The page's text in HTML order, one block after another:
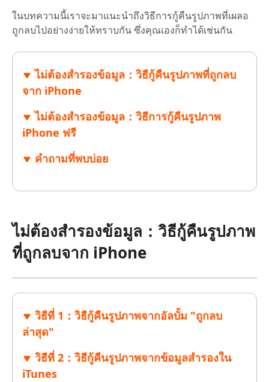
iAnyGo
ในบทความนี้เราจะมาแนะนำถึงวิธีการกู้คืนรูปภาพที่เผลอ
ถูกลบไปอย่างง่ายให้ทราบกัน ซึ่งคุณเองก็ทำได้เช่นกัน
ไม่ต้องสำรองข้อมูล：วิธีกู้คืนรูปภาพที่ถูกลบ
จาก iPhone
ไม่ต้องสำรองข้อมูล：วิธีการกู้คืนรูปภาพ
iPhone ฟรี
คำถามที่พบบ่อย
ไม่ต้องสำรองข้อมูล：วิธีกู้คืนรูปภาพ
ที่ถูกลบจาก iPhone
วิธีที่ 1：วิธีกู้คืนรูปภาพจากอัลบั้ม "ถูกลบ
ล่าสุด"
วิธีที่ 2：วิธีกู้คืนรูปภาพจากข้อมูลสำรองใน
iTunes